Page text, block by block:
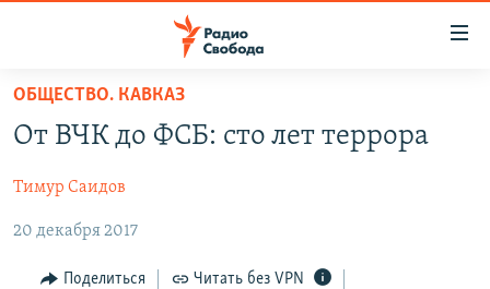
упрощенного
доступа
содержанию
Вернутся
ПОДКАСТЫ
АВТОРСКИЕ ПРОЕКТЫ
ЦИТАТЫ СВОБОДЫ
МНЕНИЯ
ОБЩЕСТВО. КАВКАЗ
От ВЧК до ФСБ: сто лет террора
Тимур Саидов
20 декабря 2017
Поделиться Читать без VPN